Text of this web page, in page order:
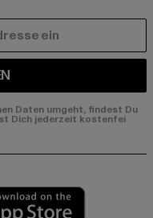
Daten umgeht, findest Du
Dich jederzeit kostenfei